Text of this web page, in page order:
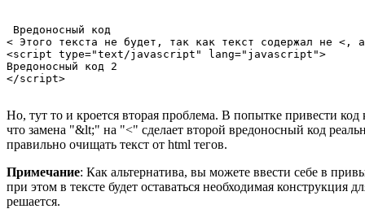
Вредоносный код
< Этого текста не будет, так как текст содержал не <,
<script type="text/javascript" lang="javascript">
Вредоносный код 2
Но, тут то и кроется вторая проблема. В попытке привести
что замена "&lt;" на "<" сделает второй вредоносный код
правильно очищать текст от html тегов.
Примечание: Как альтернатива, вы можете ввести себе в
при этом в тексте будет оставаться необходимая конструкция
решается.